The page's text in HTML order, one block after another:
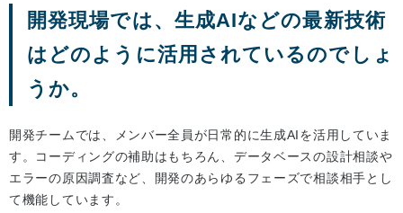
開発現場では、生成AIなどの最新技術
はどのように活用されているのでしょ
うか。
開発チームでは、メンバー全員が日常的に生成AIを活用していま
す。コーディングの補助はもちろん、データベースの設計相談や
エラーの原因調査など、開発のあらゆるフェーズで相談相手とし
て機能しています。